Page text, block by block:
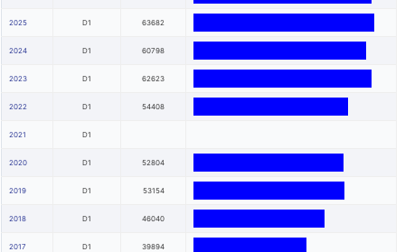
2025 D1 63682
2024 D1 60798
2023 D1 62623
2022 D1 54408
2021 D1
2020 D1 52804
2019 D1 53154
2018 D1 46040
2017 D1 39894